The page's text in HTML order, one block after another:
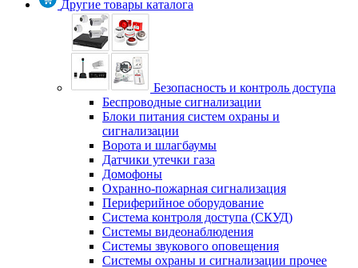
Другие товары каталога
Безопасность и контроль доступа
Беспроводные сигнализации
Блоки питания систем охраны и
сигнализации
Ворота и шлагбаумы
Датчики утечки газа
Домофоны
Охранно-пожарная сигнализация
Периферийное оборудование
Система контроля доступа (СКУД)
Системы видеонаблюдения
Системы звукового оповещения
Системы охраны и сигнализации прочее